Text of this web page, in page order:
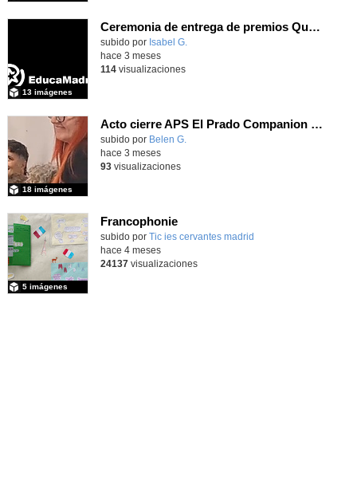
Ceremonia de entrega de premios Quizstory 2026
subido por Isabel G.
13 imágenes
hace 3 meses
114visualizaciones
Acto cierre APS El Prado Companion - Galería de imágenes
subido por Belen G.
18 imágenes
hace 3 meses
93visualizaciones
Francophonie
subido por Tic ies cervantes madrid
5 imágenes
hace 4 meses
24137visualizaciones